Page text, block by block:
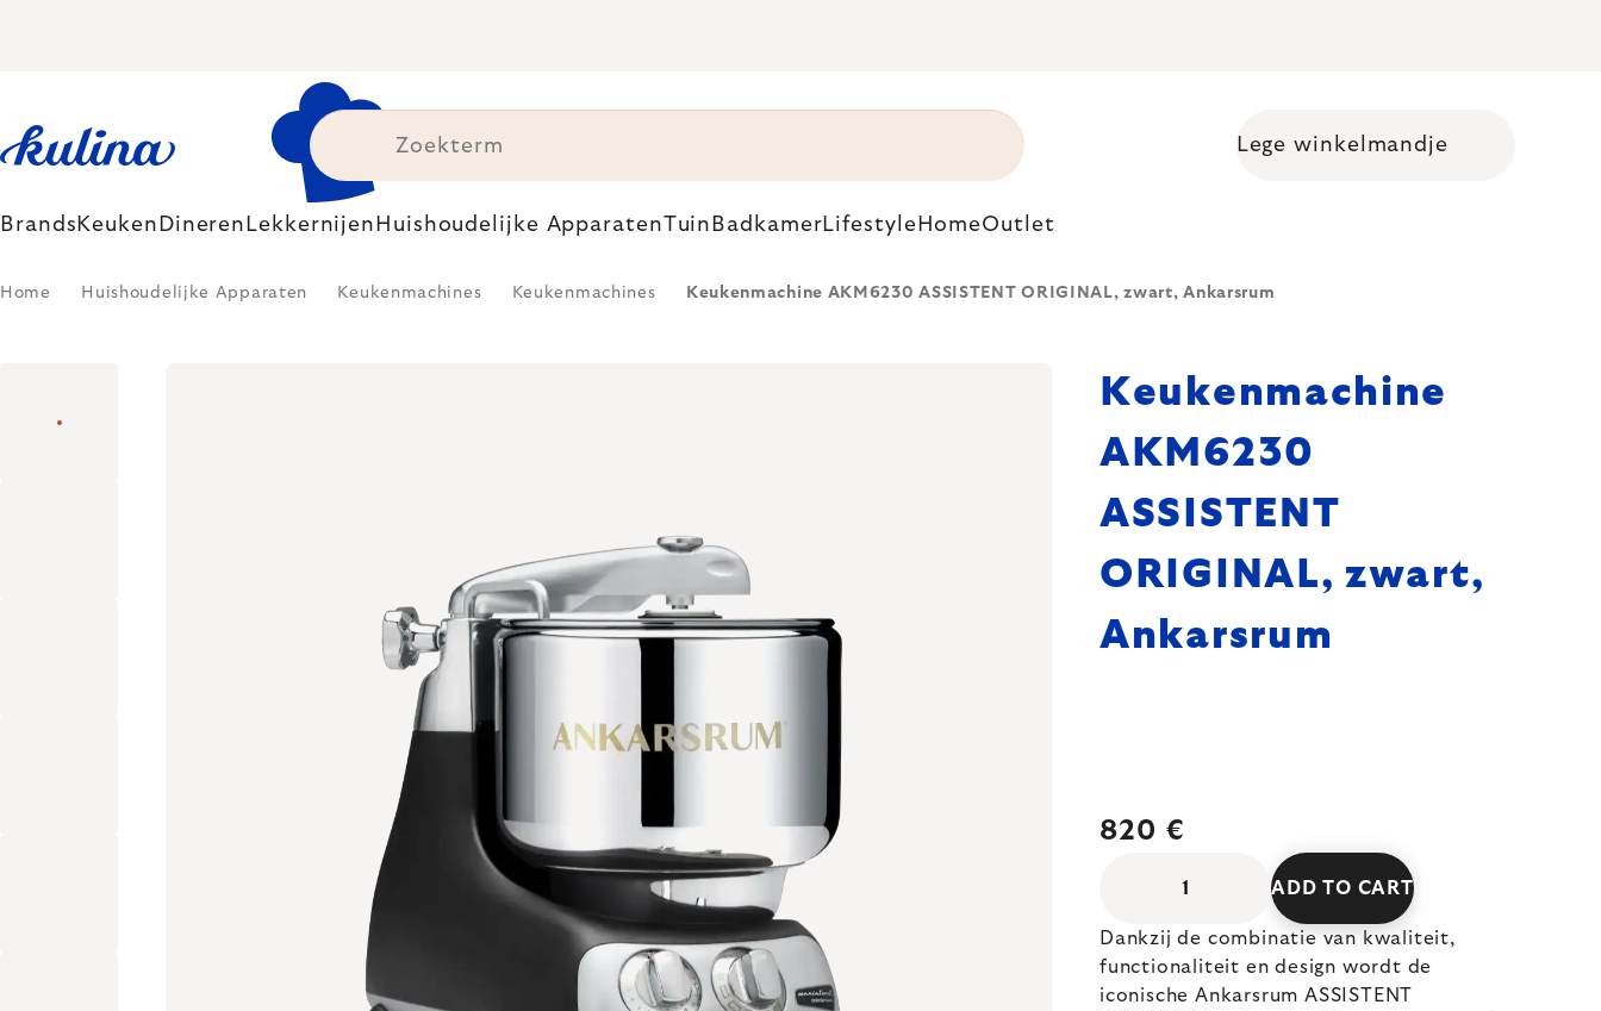
Shopping cart
Lege winkelmandje
Brands Keuken Dineren Lekkernijen Huishoudelijke ApparatenTuin BadkamerLifestyle HomeOutlet
Home Huishoudelijke Apparaten Keukenmachines Keukenmachines Keukenmachine AKM6230 ASSISTENT ORIGINAL, zwart, Ankarsrum
Keukenmachine
AKM6230
ASSISTENT
ORIGINAL, zwart,
Ankarsrum
820 €
ADD TO CART
Dankzij de combinatie van kwaliteit,
functionaliteit en design wordt de
iconische Ankarsrum ASSISTENT